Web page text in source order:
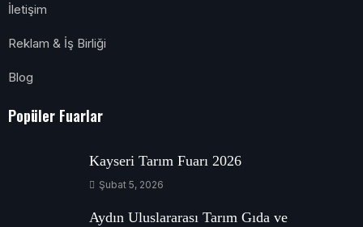
İletişim
Reklam & İş Birliği
Blog
Popüler Fuarlar
Kayseri Tarım Fuarı 2026
Şubat 5, 2026
Aydın Uluslararası Tarım Gıda ve